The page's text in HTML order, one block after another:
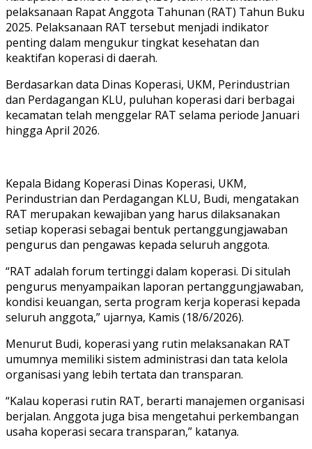
pelaksanaan Rapat Anggota Tahunan (RAT) Tahun Buku
2025. Pelaksanaan RAT tersebut menjadi indikator
penting dalam mengukur tingkat kesehatan dan
keaktifan koperasi di daerah.
Berdasarkan data Dinas Koperasi, UKM, Perindustrian
dan Perdagangan KLU, puluhan koperasi dari berbagai
kecamatan telah menggelar RAT selama periode Januari
hingga April 2026.
Kepala Bidang Koperasi Dinas Koperasi, UKM,
Perindustrian dan Perdagangan KLU, Budi, mengatakan
RAT merupakan kewajiban yang harus dilaksanakan
setiap koperasi sebagai bentuk pertanggungjawaban
pengurus dan pengawas kepada seluruh anggota.
“RAT adalah forum tertinggi dalam koperasi. Di situlah
pengurus menyampaikan laporan pertanggungjawaban,
kondisi keuangan, serta program kerja koperasi kepada
seluruh anggota,” ujarnya, Kamis (18/6/2026).
Menurut Budi, koperasi yang rutin melaksanakan RAT
umumnya memiliki sistem administrasi dan tata kelola
organisasi yang lebih tertata dan transparan.
“Kalau koperasi rutin RAT, berarti manajemen organisasi
berjalan. Anggota juga bisa mengetahui perkembangan
usaha koperasi secara transparan,” katanya.